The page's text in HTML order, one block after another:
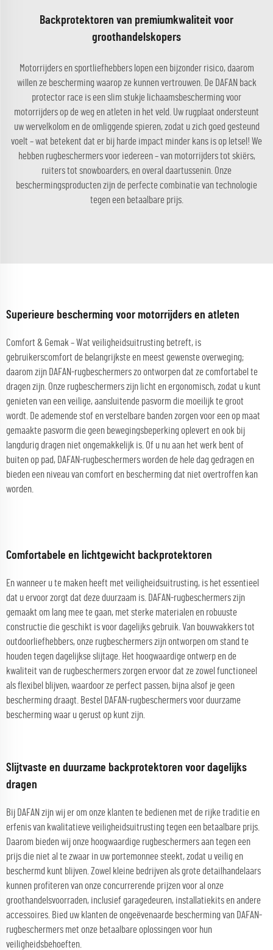
Backprotektoren van premiumkwaliteit voor
groothandelskopers
Motorrijders en sportliefhebbers lopen een bijzonder risico, daarom
willen ze bescherming waarop ze kunnen vertrouwen. De DAFAN back
protector race is een slim stukje lichaamsbescherming voor
motorrijders op de weg en atleten in het veld. Uw rugplaat ondersteunt
uw wervelkolom en de omliggende spieren, zodat u zich goed gesteund
voelt – wat betekent dat er bij harde impact minder kans is op letsel! We
hebben rugbeschermers voor iedereen – van motorrijders tot skiërs,
ruiters tot snowboarders, en overal daartussenin. Onze
beschermingsproducten zijn de perfecte combinatie van technologie
tegen een betaalbare prijs.
Superieure bescherming voor motorrijders en atleten
Comfort & Gemak – Wat veiligheidsuitrusting betreft, is
gebruikerscomfort de belangrijkste en meest gewenste overweging;
daarom zijn DAFAN-rugbeschermers zo ontworpen dat ze comfortabel te
dragen zijn. Onze rugbeschermers zijn licht en ergonomisch, zodat u kunt
genieten van een veilige, aansluitende pasvorm die moeilijk te groot
wordt. De ademende stof en verstelbare banden zorgen voor een op maat
gemaakte pasvorm die geen bewegingsbeperking oplevert en ook bij
langdurig dragen niet ongemakkelijk is. Of u nu aan het werk bent of
buiten op pad, DAFAN-rugbeschermers worden de hele dag gedragen en
bieden een niveau van comfort en bescherming dat niet overtroffen kan
worden.
Comfortabele en lichtgewicht backprotektoren
En wanneer u te maken heeft met veiligheidsuitrusting, is het essentieel
dat u ervoor zorgt dat deze duurzaam is. DAFAN-rugbeschermers zijn
gemaakt om lang mee te gaan, met sterke materialen en robuuste
constructie die geschikt is voor dagelijks gebruik. Van bouwvakkers tot
outdoorliefhebbers, onze rugbeschermers zijn ontworpen om stand te
houden tegen dagelijkse slijtage. Het hoogwaardige ontwerp en de
kwaliteit van de rugbeschermers zorgen ervoor dat ze zowel functioneel
als flexibel blijven, waardoor ze perfect passen, bijna alsof je geen
bescherming draagt. Bestel DAFAN-rugbeschermers voor duurzame
bescherming waar u gerust op kunt zijn.
Slijtvaste en duurzame backprotektoren voor dagelijks
dragen
Bij DAFAN zijn wij er om onze klanten te bedienen met de rijke traditie en
erfenis van kwalitatieve veiligheidsuitrusting tegen een betaalbare prijs.
Daarom bieden wij onze hoogwaardige rugbeschermers aan tegen een
prijs die niet al te zwaar in uw portemonnee steekt, zodat u veilig en
beschermd kunt blijven. Zowel kleine bedrijven als grote detailhandelaars
kunnen profiteren van onze concurrerende prijzen voor al onze
groothandelsvoorraden, inclusief garagedeuren, installatiekits en andere
accessoires. Bied uw klanten de ongeëvenaarde bescherming van DAFAN-
rugbeschermers met onze betaalbare oplossingen voor hun
veiligheidsbehoeften.